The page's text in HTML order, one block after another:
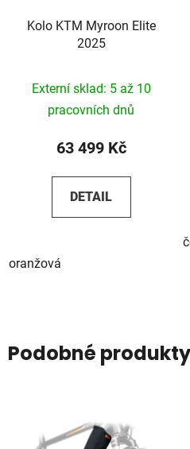
Kolo KTM Myroon Elite
2025
Externí sklad: 5 až 10
pracovních dnů
63 499 Kč
DETAIL
oranžová
Podobné produkty